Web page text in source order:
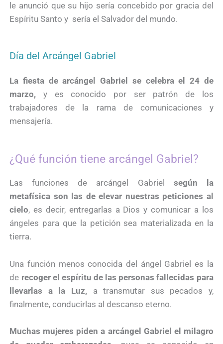
le anunció que su hijo sería concebido por gracia del
Espíritu Santo y sería el Salvador del mundo.
Día del Arcángel Gabriel
La fiesta de arcángel Gabriel se celebra el 24 de
marzo,y es conocido por ser patrón de los
trabajadores de la rama de comunicaciones y
mensajería.
¿Qué función tiene arcángel Gabriel?
Las funciones de arcángel Gabriel según la
metafísica son las de elevar nuestras peticiones al
cielo, es decir, entregarlas a Dios y comunicar a los
ángeles para que la petición sea materializada en la
tierra.
Una función menos conocida del ángel Gabriel es la
de recoger el espíritu de las personas fallecidas para
llevarlas a la Luz,a transmutar sus pecados y,
finalmente, conducirlas al descanso eterno.
Muchas mujeres piden a arcángel Gabriel el milagro